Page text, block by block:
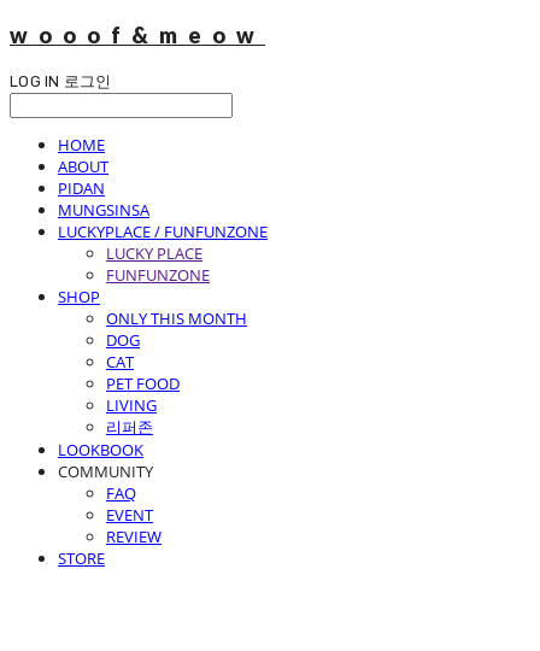
wooof&meow
LOG IN 로그인
HOME
ABOUT
PIDAN
MUNGSINSA
LUCKYPLACE / FUNFUNZONE
LUCKY PLACE
FUNFUNZONE
SHOP
ONLY THIS MONTH
DOG
CAT
PET FOOD
LIVING
리퍼존
LOOKBOOK
COMMUNITY
FAQ
EVENT
REVIEW
STORE